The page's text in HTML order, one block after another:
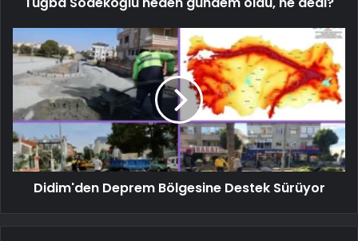
Didim'den Deprem Bölgesine Destek Sürüyor